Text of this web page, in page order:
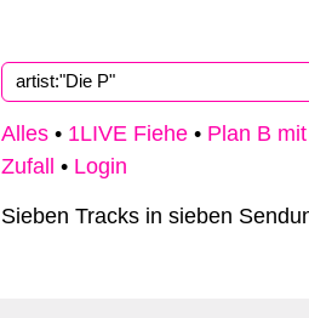
Alles • 1LIVE Fiehe • Plan B
Zufall
• Login
Sieben Tracks in sieben